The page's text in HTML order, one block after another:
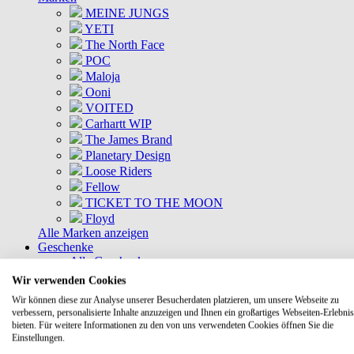
MEINE JUNGS
YETI
The North Face
POC
Maloja
Ooni
VOITED
Carhartt WIP
The James Brand
Planetary Design
Loose Riders
Fellow
TICKET TO THE MOON
Floyd
Alle Marken anzeigen
Geschenke
Alle Geschenke
Geschenkkisten
DEALS
Aktuelle Deals
Kommende Deals
Wir verwenden Cookies
Wir können diese zur Analyse unserer Besucherdaten platzieren, um unsere Webseite zu
verbessern, personalisierte Inhalte anzuzeigen und Ihnen ein großartiges Webseiten-
bieten. Für weitere Informationen zu den von uns verwendeten Cookies öffnen Sie die
Einstellungen.